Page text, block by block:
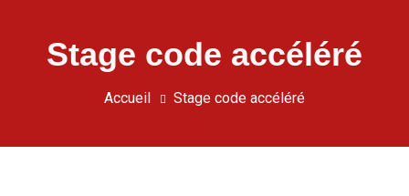
Stage code accéléré
Accueil Stage code accéléré